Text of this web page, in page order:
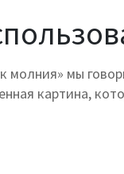
мы
картина,